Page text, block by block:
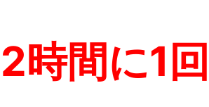
2時間に1回